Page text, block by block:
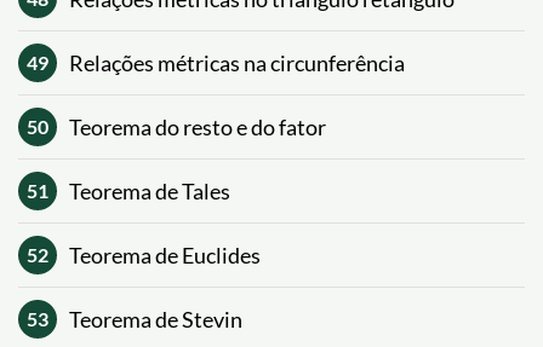
49 Relações métricas na circunferência
50 Teorema do resto e do fator
51 Teorema de Tales
52 Teorema de Euclides
53 Teorema de Stevin